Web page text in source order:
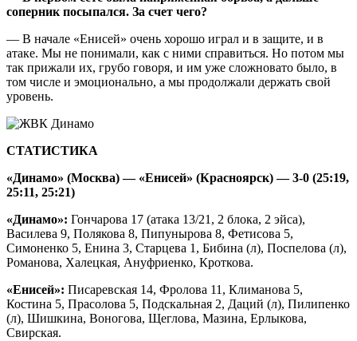
соперник посыпался. За счет чего?
— В начале «Енисей» очень хорошо играл и в защите, и в
атаке. Мы не понимали, как с ними справиться. Но потом мы
так прижали их, грубо говоря, и им уже сложновато было, в
том числе и эмоционально, а мы продолжали держать свой
уровень.
СТАТИСТИКА
«Динамо» (Москва) — «Енисей» (Красноярск) — 3-0 (25:19,
25:11, 25:21)
«Динамо»: Гончарова 17 (атака 13/21, 2 блока, 2 эйса),
Василева 9, Полякова 8, Пипунырова 8, Фетисова 5,
Симоненко 5, Енина 3, Старцева 1, Бибина (л), Поспелова (л),
Романова, Халецкая, Ануфриенко, Кроткова.
«Енисей»: Писаревская 14, Фролова 11, Климанова 5,
Костина 5, Прасолова 5, Подскальная 2, Даций (л), Пилипенко
(л), Шишкина, Воногова, Щеглова, Мазина, Ерлыкова,
Свирская.